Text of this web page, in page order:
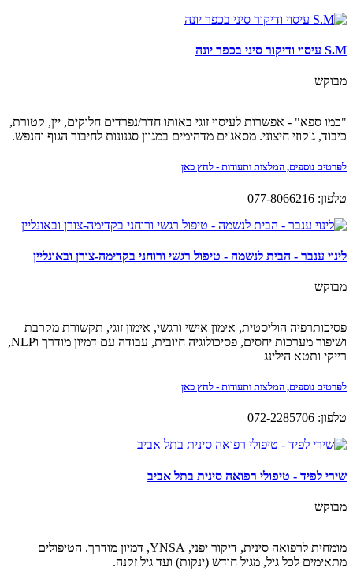
S.M עיסוי ודיקור סיני בכפר יונה
מבוקש
"כמו ספא" - אפשרות לעיסוי זוגי באותו חדר/נפרדים חלוקים, יין, קטורת,
כיבוד, ג'קוזי חיצוני. מסאג'ים מדהימים במגוון סגנונות לחיבור הגוף והנפש.
לפרטים נוספים, המלצות ותעודות - לחץ כאן
טלפון: 077-8066216
לינוי ענבר - הבית לנשמה - טיפול רגשי ורוחני בקדימה-צורן ובאונליין
מבוקש
פסיכותרפיה הוליסטית, אימון אישי ורגשי, אימון זוגי, תקשורת מקרבת
ושיפור מערכות יחסים, פסיכולוגיה חיובית, עבודה עם דמיון מודרך וNLP,
רייקי ותטא הילינג
לפרטים נוספים, המלצות ותעודות - לחץ כאן
טלפון: 072-2285706
שירי לפיד - טיפולי רפואה סינית בתל אביב
מבוקש
מומחית לרפואה סינית, דיקור יפני, YNSA, דמיון מודרך. הטיפולים
מתאימים לכל גיל, מגיל חודש (ינקות) ועד גיל זקנה.